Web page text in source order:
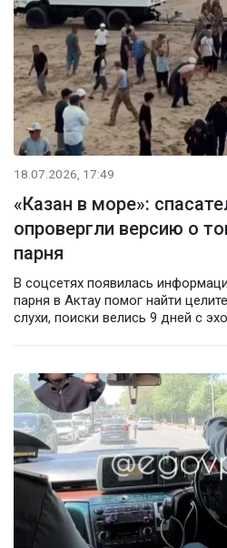
18.07.2026, 17:49
«Казан в море»:
опровергли версию о
парня
В соцсетях появилась
парня в Актау помог найти
слухи, поиски велись 9 дней с